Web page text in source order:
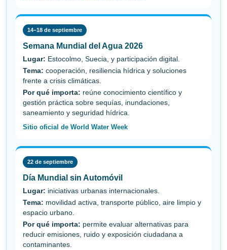
14–18 de septiembre
Semana Mundial del Agua 2026
Lugar: Estocolmo, Suecia, y participación digital.
Tema: cooperación, resiliencia hídrica y soluciones
frente a crisis climáticas.
Por qué importa: reúne conocimiento científico y
gestión práctica sobre sequías, inundaciones,
saneamiento y seguridad hídrica.
Sitio oficial de World Water Week
22 de septiembre
Día Mundial sin Automóvil
Lugar: iniciativas urbanas internacionales.
Tema: movilidad activa, transporte público, aire limpio y
espacio urbano.
Por qué importa: permite evaluar alternativas para
reducir emisiones, ruido y exposición ciudadana a
contaminantes.